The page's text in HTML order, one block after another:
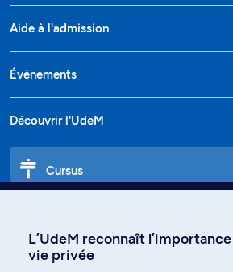
Aide à l'admission
Événements
Découvrir l'UdeM
Cursus
L’UdeM reconnaît
vie privée